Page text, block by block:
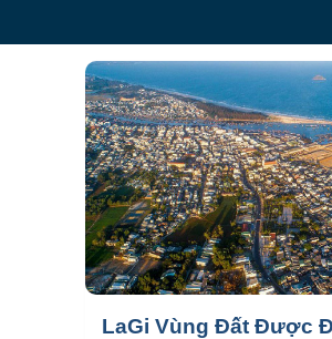
LaGi Vùng Đất Được